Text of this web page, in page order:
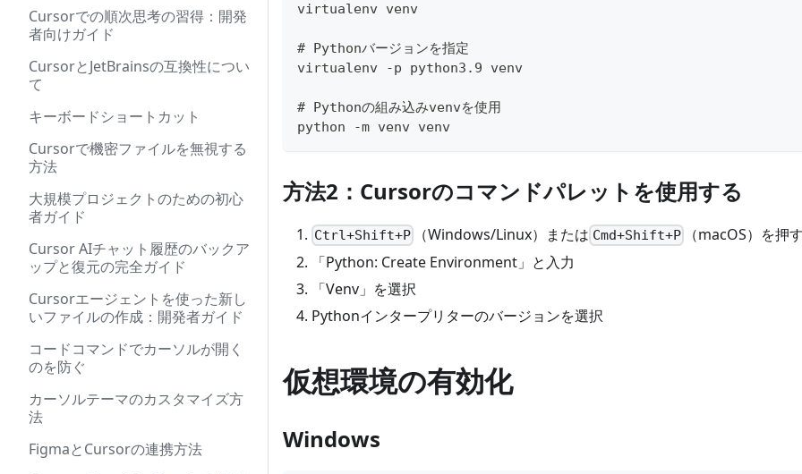
Cursorでの順次思考の習得：開発
者向けガイド
CursorとJetBrainsの互換性につい
て
キーボードショートカット
Cursorで機密ファイルを無視する
方法
大規模プロジェクトのための初心
者ガイド
Cursor AIチャット履歴のバックア
ップと復元の完全ガイド
Cursorエージェントを使った新し
いファイルの作成：開発者ガイド
コードコマンドでカーソルが開く
のを防ぐ
カーソルテーマのカスタマイズ方
法
FigmaとCursorの連携方法
virtualenv venv
# Pythonバージョンを指定
virtualenv -p python3.9 venv
# Pythonの組み込みvenvを使用
python -m venv venv
方法2：Cursorのコマンドパレットを使用する
Ctrl+Shift+P （Windows/Linux）または Cmd+Shift+P（macOS）を押
「Python: Create Environment」と入力
「Venv」を選択
Pythonインタープリターのバージョンを選択
仮想環境の有効化
Windows